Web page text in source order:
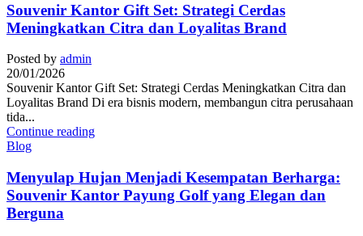
Souvenir Kantor Gift Set: Strategi Cerdas
Meningkatkan Citra dan Loyalitas Brand
Posted by admin
20/01/2026
Souvenir Kantor Gift Set: Strategi Cerdas Meningkatkan Citra dan
Loyalitas Brand Di era bisnis modern, membangun citra perusahaan
tida...
Continue reading
Blog
Menyulap Hujan Menjadi Kesempatan Berharga:
Souvenir Kantor Payung Golf yang Elegan dan
Berguna